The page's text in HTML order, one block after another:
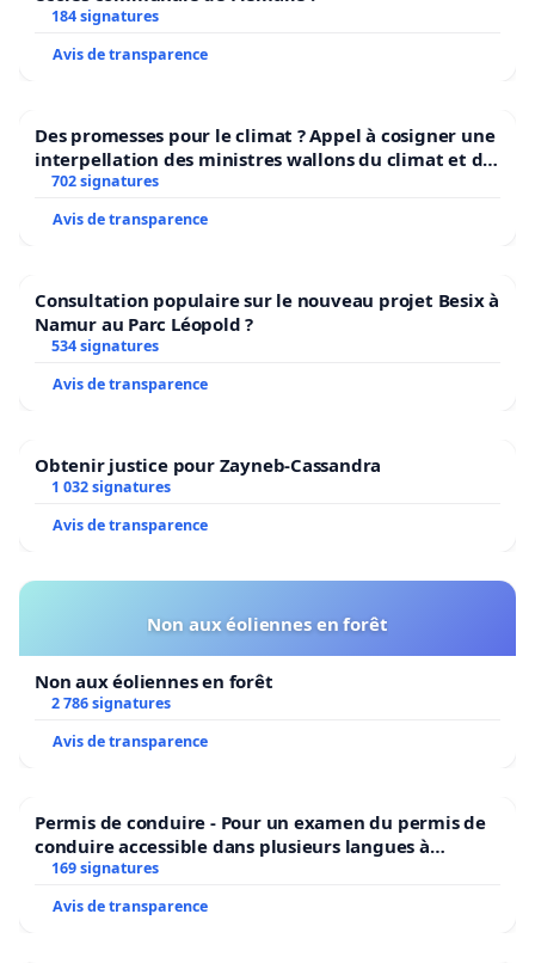
184 signatures
Avis de transparence
Des promesses pour le climat ? Appel à cosigner une
interpellation des ministres wallons du climat et de
l’environnement.
702 signatures
Avis de transparence
Consultation populaire sur le nouveau projet Besix à
Namur au Parc Léopold ?
534 signatures
Avis de transparence
Obtenir justice pour Zayneb-Cassandra
1 032 signatures
Avis de transparence
Non aux éoliennes en forêt
Non aux éoliennes en forêt
2 786 signatures
Avis de transparence
Permis de conduire - Pour un examen du permis de
conduire accessible dans plusieurs langues à
Bruxelles
169 signatures
Avis de transparence